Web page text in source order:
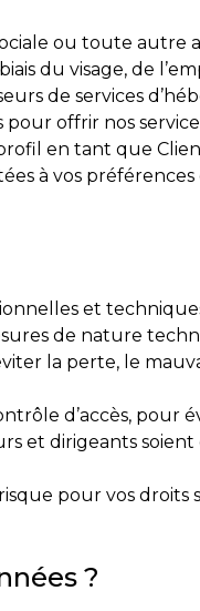
ou toute autre
du visage, de
de services
offrir nos
en tant que
à vos
et
de nature
la perte, le
d’accès, pour
et dirigeants
pour vos droits
?